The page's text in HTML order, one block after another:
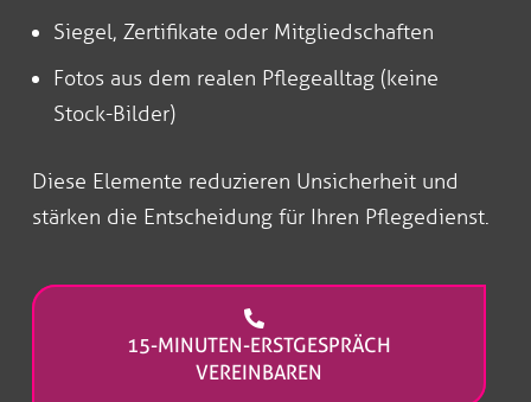
Siegel, Zertifikate oder Mitgliedschaften
Fotos aus dem realen Pflegealltag (keine
Stock-Bilder)
Diese Elemente reduzieren Unsicherheit und
stärken die Entscheidung für Ihren Pflegedienst.
15-MINUTEN-ERSTGESPRÄCH
VEREINBAREN